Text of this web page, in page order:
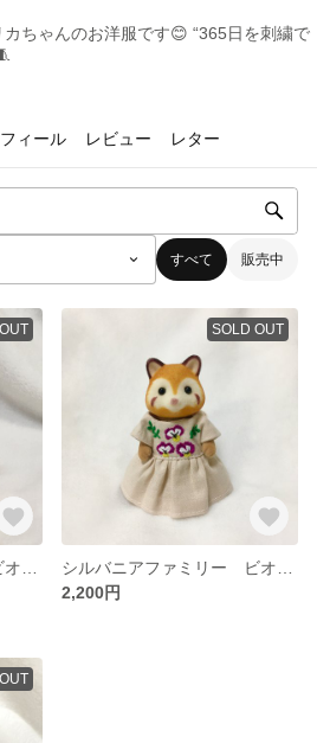
ちゃんのお洋服です😊 “365日を刺繍で
ィール レビュー レター
すべて 販売中
SOLD OUT
2,200円